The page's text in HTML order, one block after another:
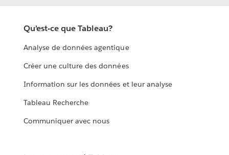
Qu’est-ce que Tableau?
Analyse de données agentique
Créer une culture des données
Information sur les données et leur analyse
Tableau Recherche
Communiquer avec nous